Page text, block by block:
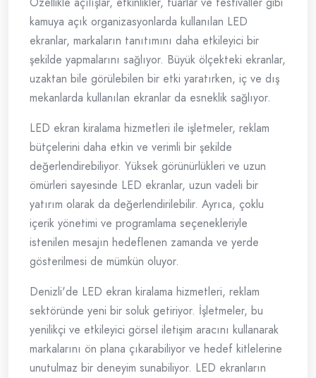
kamuya açık organizasyonlarda kullanılan LED
ekranlar, markaların tanıtımını daha etkileyici bir
şekilde yapmalarını sağlıyor. Büyük ölçekteki ekranlar,
uzaktan bile görülebilen bir etki yaratırken, iç ve dış
mekanlarda kullanılan ekranlar da esneklik sağlıyor.
LED ekran kiralama hizmetleri ile işletmeler, reklam
bütçelerini daha etkin ve verimli bir şekilde
değerlendirebiliyor. Yüksek görünürlükleri ve uzun
ömürleri sayesinde LED ekranlar, uzun vadeli bir
yatırım olarak da değerlendirilebilir. Ayrıca, çoklu
içerik yönetimi ve programlama seçenekleriyle
istenilen mesajın hedeflenen zamanda ve yerde
gösterilmesi de mümkün oluyor.
Denizli'de LED ekran kiralama hizmetleri, reklam
sektöründe yeni bir soluk getiriyor. İşletmeler, bu
yenilikçi ve etkileyici görsel iletişim aracını kullanarak
markalarını ön plana çıkarabiliyor ve hedef kitlelerine
unutulmaz bir deneyim sunabiliyor. LED ekranların